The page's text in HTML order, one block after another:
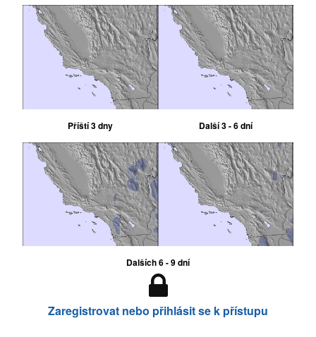
Příští 3 dny Další 3 - 6 dní
Dalších 6 - 9 dní
Zaregistrovat nebo přihlásit se k přístupu